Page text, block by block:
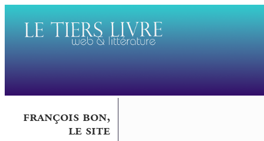
françois bon,
le site